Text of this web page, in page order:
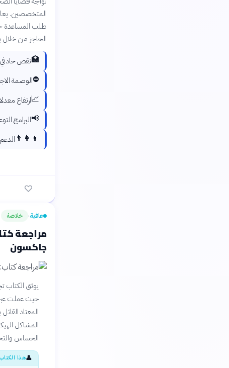
المتخصصين.
طلب المساعدة
الحاجز من خلال
🏥نقص حاد في
⛔الوصمة
📈ارتفاع
📢البرامج
👨‍👩‍👧
عافية› خلاصة
مراجعة
جاكسون
يوثق الكتاب
حيث عملت عبر
المعتاد
المشاكل
الحساس
👤هذا